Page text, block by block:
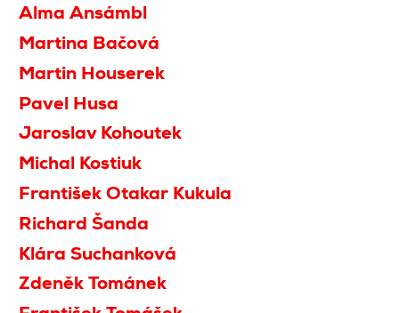
Alma Ansámbl
Martina Bačová
Martin Houserek
Pavel Husa
Jaroslav Kohoutek
Michal Kostiuk
František Otakar Kukula
Richard Šanda
Klára Suchanková
Zdeněk Tománek